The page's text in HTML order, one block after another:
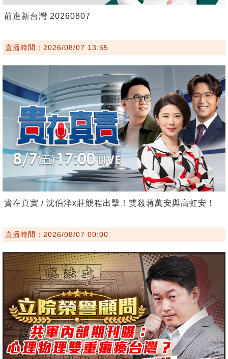
前進新台灣 20260807
直播時間：2026/08/07 13:55
貴在真實 / 沈伯洋x莊競程出擊！雙殺蔣萬安與高虹安！
直播時間：2026/08/07 00:00